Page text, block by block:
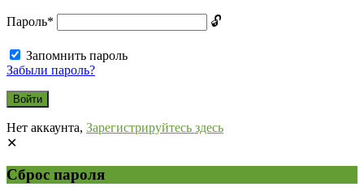
Пароль*
Запомнить пароль
Забыли пароль?
Нет аккаунта, Зарегистрируйтесь здесь
Сброс пароля